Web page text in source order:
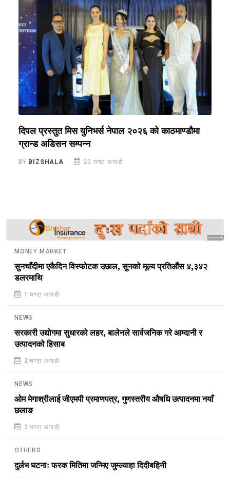
दिपल प्रस्तुत मिस युनिभर्स नेपाल २०२६ को काठमाण्डौमा
ग्रान्ड अडिसन सम्पन्न
BY BIZSHALA 20 घण्टा अगाडी
Sponsored
MONEY MARKET
सुनचाँदीमा एकैदिन विस्फोटक उछाल, सुनको मूल्य प्रतिऔंस ४,३४२
डलरमाथि
1 घण्टा अगाडी
NEWS
सरकारी उद्योगमा सुधारको लहर, बालेनले सार्वजनिक गरे आम्दानी र
उत्पादनको हिसाब
2 घण्टा अगाडी
NEWS
ओम मेगाश्रीलाई जीएमपी प्रमाणपत्र, गुणस्तरीय औषधि उत्पादनमा नयाँ
छलाङ
2 घण्टा अगाडी
OTHERS
दुर्लभ घटनाः फरक मितिमा जन्मिए जुम्ल्याहा दिदीबहिनी